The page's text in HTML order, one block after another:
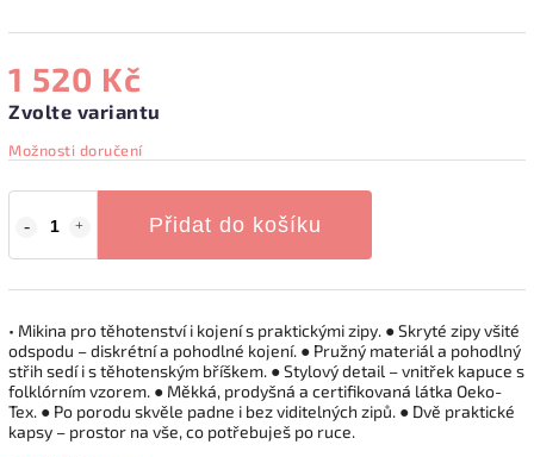
1 520 Kč
Zvolte variantu
Možnosti doručení
Přidat do košíku
• Mikina pro těhotenství i kojení s praktickými zipy. ● Skryté zipy všité
odspodu – diskrétní a pohodlné kojení. ● Pružný materiál a pohodlný
střih sedí i s těhotenským bříškem. ● Stylový detail – vnitřek kapuce s
folklórním vzorem. ● Měkká, prodyšná a certifikovaná látka Oeko-
Tex. ● Po porodu skvěle padne i bez viditelných zipů. ● Dvě praktické
kapsy – prostor na vše, co potřebuješ po ruce.